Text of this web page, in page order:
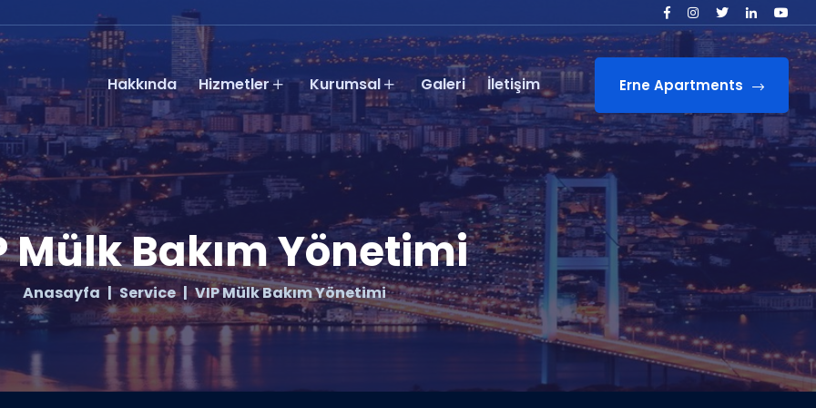
Hakkında Hizmetler Kurumsal Galeri İletişim Erne Apartments
Mülk Bakım Yönetimi
Anasayfa Service VIP Mülk Bakım Yönetimi